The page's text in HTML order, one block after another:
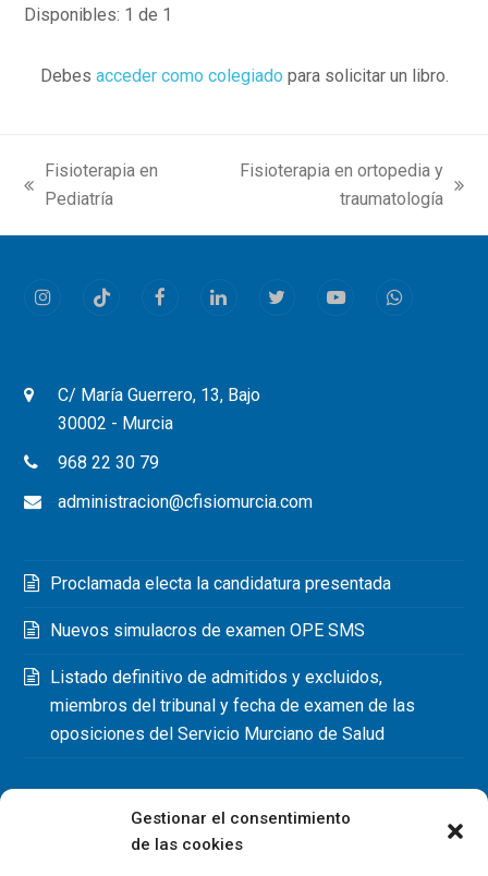
Gestionar el consentimiento
de las cookies
Disponibles: 1 de 1
Debes acceder como colegiado para solicitar un libro.
previous
Fisioterapia en
Pediatría
Fisioterapia en ortopedia y
traumatología
InstagramTiktok FacebookLinkedInTwitterYoutubeWhatsapp
C/ María Guerrero, 13, Bajo
30002 - Murcia
968 22 30 79
administracion@cfisiomurcia.com
Proclamada electa la candidatura presentada
Nuevos simulacros de examen OPE SMS
Listado definitivo de admitidos y excluidos,
miembros del tribunal y fecha de examen de las
oposiciones del Servicio Murciano de Salud